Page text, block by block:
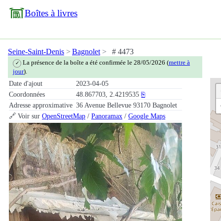
Boîtes à livres
Seine-Saint-Denis Bagnolet # 4473
✓ La présence de la boîte a été confirmée le 28/05/2026 (mettre à
jour).
Date d'ajout
2023-04-05
Coordonnées
48.867703, 2.4219535 ⎘
Adresse approximative 36 Avenue Bellevue 93170 Bagnolet
🔗 Voir sur OpenStreetMap / Panoramax / Google Maps